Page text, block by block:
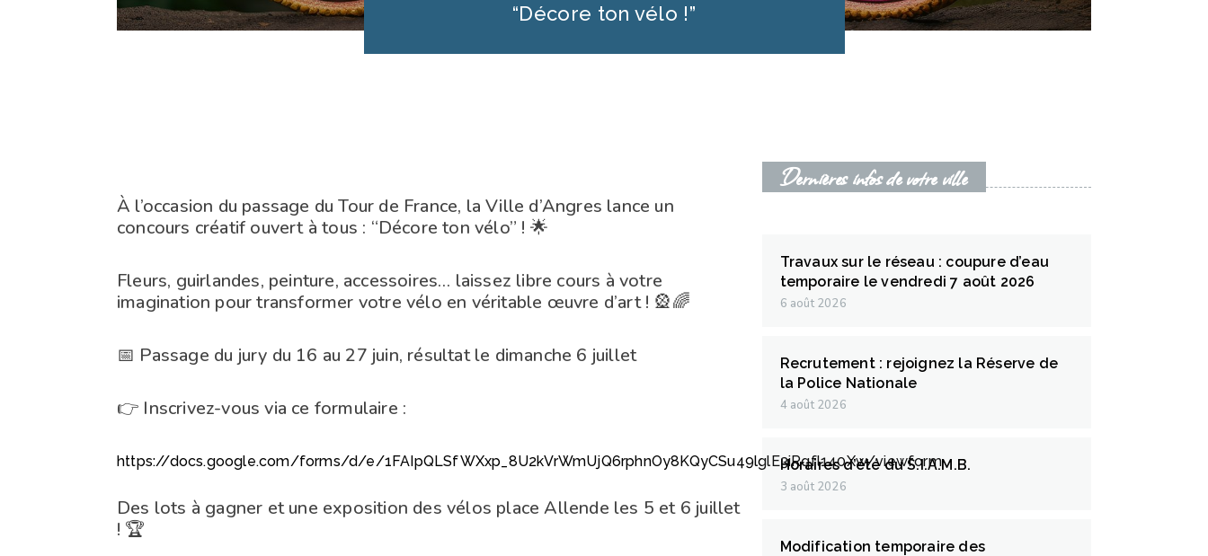
“Décore ton vélo !”
À l’occasion du passage du Tour de France, la Ville d’Angres lance un
concours créatif ouvert à tous : “Décore ton vélo” ! 🌟
Fleurs, guirlandes, peinture, accessoires… laissez libre cours à votre
imagination pour transformer votre vélo en véritable œuvre d’art ! 🎡🌈
📅 Passage du jury du 16 au 27 juin, résultat le dimanche 6 juillet
👉 Inscrivez-vous via ce formulaire :
https://docs.google.com/forms/d/e/1FAIpQLSfWXxp_8U2kVrWmUjQ6rphnOy8KQyCSu49lglE3iRqfl140Xw/viewform
Des lots à gagner et une exposition des vélos place Allende les 5 et 6 juillet
! 🏆
Dernières infos de votre ville
Travaux sur le réseau : coupure d’eau
temporaire le vendredi 7 août 2026
6 août 2026
Recrutement : rejoignez la Réserve de
la Police Nationale
4 août 2026
Horaires d’été du S.I.A.M.B.
3 août 2026
Modification temporaire des